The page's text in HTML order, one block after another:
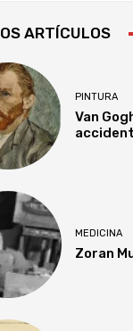
ARTÍCULOS
PINTURA
Van
MEDICINA
Zoran